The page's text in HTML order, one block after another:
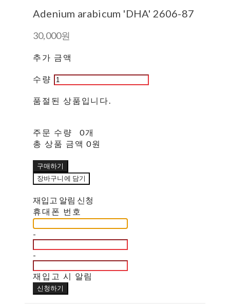
Adenium arabicum 'DHA' 2606-87
30,000원
추가 금액
수량
품절된 상품입니다.
주문 수량
0개
총 상품 금액 0원
구매하기
장바구니에 담기
재입고 알림 신청
휴대폰 번호
-
-
재입고 시 알림
신청하기